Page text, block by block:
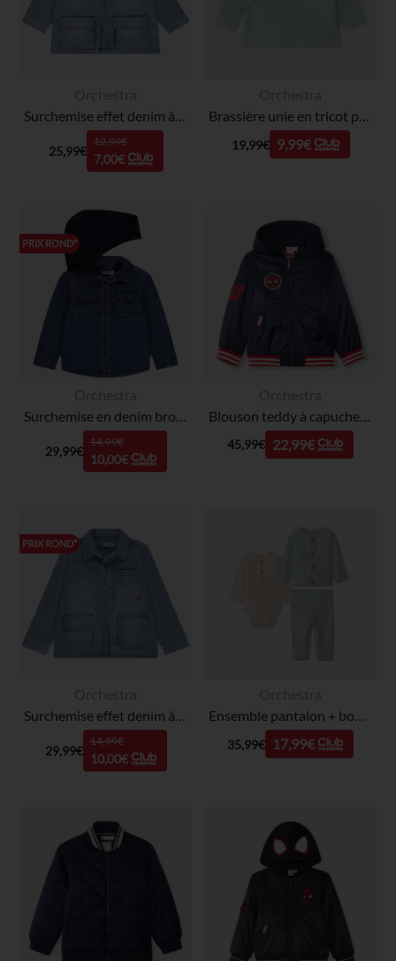
Surchemise effet denim à poches plaquées pour bébé garçon
25,99€
12,99€
7,00€
Brassière unie en tricot point mousse pour bébé
19,99€ 9,99€
PRIX ROND*
29,99€
14,99€
10,00€
45,99€ 22,99€
PRIX ROND*
Surchemise effet denim à poches garçon
29,99€
14,99€
10,00€
Ensemble pantalon + body et veste nid d'abeille pour bébé garçon
35,99€ 17,99€